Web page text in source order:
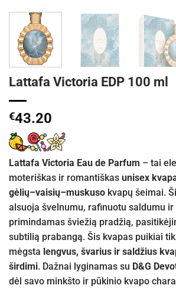
Lattafa Victoria EDP 100 ml
€43.20
Lattafa Victoria Eau de Parfum – tai
moteriškas ir romantiškas unisex
gėlių–vaisių–muskuso kvapų šeimai.
alsuoja švelnumu, rafinuotu saldumu ir
primindamas šviežią pradžią,
subtilią prabangą. Šis kvapas puikiai
mėgsta lengvus, švarius ir saldžius
širdimi. Dažnai lyginamas su D&G
dėl savo minkšto ir pūkinio kvapo